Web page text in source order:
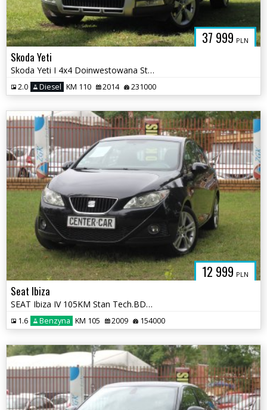
37 999 PLN
Skoda Yeti
Skoda Yeti I 4x4 Doinwestowana Stan BDB Salon Polska
2.0 Diesel KM 110 2014 231000
12 999 PLN
Seat Ibiza
SEAT Ibiza IV 105KM Stan Tech.BDB Ks.Serwisowa WARTO
1.6 Benzyna KM 105 2009 154000